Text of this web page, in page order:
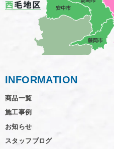
INFORMATION
商品一覧
施工事例
お知らせ
スタッフブログ